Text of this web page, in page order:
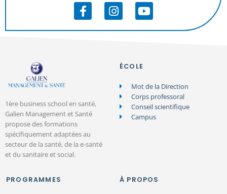
1ère business school en santé,
Galien Management et Santé
propose des formations
spécifiquement adaptées au
secteur de la santé, de la e-santé
et du sanitaire et social.
ÉCOLE
Mot de la Direction
Corps professoral
Conseil scientifique
Campus
PROGRAMMES À PROPOS